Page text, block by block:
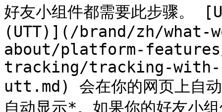
好友小组件都需要此步骤
(UTT)](/brand/zh/
about/platform-
tracking/tracking-
utt.md) 会在你的网页上自
自动显示*。如果你的好友小